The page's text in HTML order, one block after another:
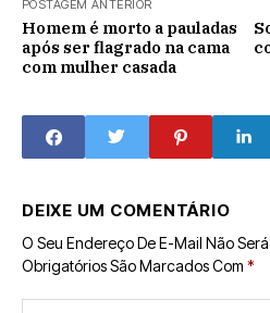
POSTAGEM ANTERIOR
Homem é morto a pauladas
após ser flagrado na cama
com mulher casada
DEIXE UM COMENTÁRIO
O Seu Endereço De E-Mail Não
Obrigatórios São Marcados Com *